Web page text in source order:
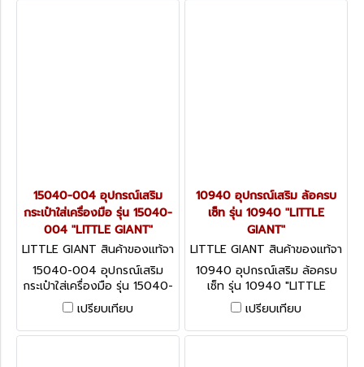
15040-004 อุปกรณ์เสริม
กระเป๋าใส่เครื่องมือ รุ่น 15040-
004 "LITTLE GIANT"
LITTLE GIANT สินค้าของแท้จา
กโรงงานผู้ผลิต 15040-004
15040-004 อุปกรณ์เสริม
กระเป๋าใส่เครื่องมือ รุ่น 15040-
004 "LITTLE GIANT"
เปรียบเทียบ
10940 อุปกรณ์เสริม ล้อครบ
เซ็ท รุ่น 10940 "LITTLE
GIANT"
LITTLE GIANT สินค้าของแท้จา
กโรงงานผู้ผลิต 10940
10940 อุปกรณ์เสริม ล้อครบ
เซ็ท รุ่น 10940 "LITTLE
GIANT"
เปรียบเทียบ